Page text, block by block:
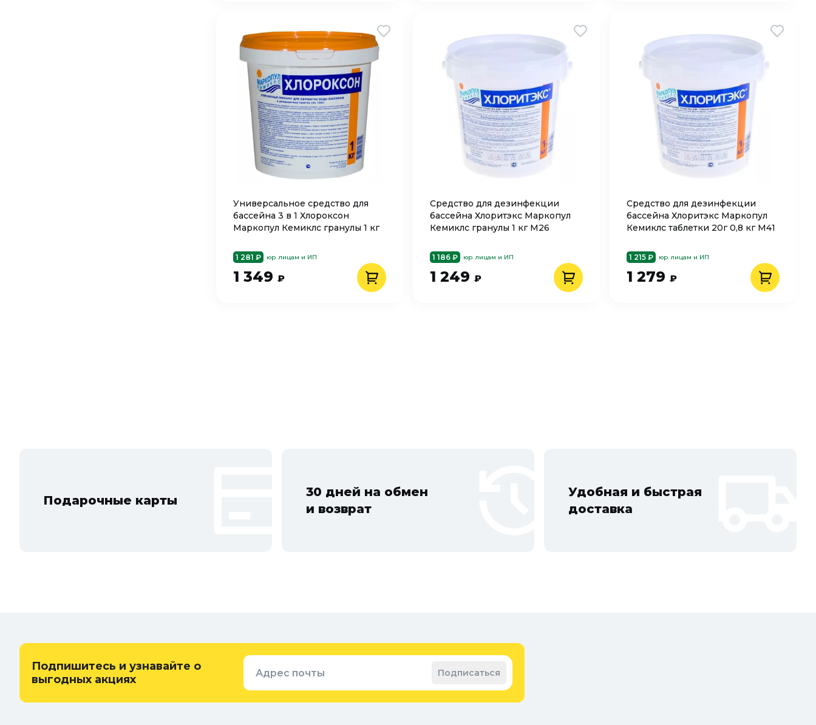
Универсальное средство для
бассейна 3 в 1 Хлороксон
Маркопул Кемиклс гранулы 1 кг
1 281 ₽ юр. лицам и ИП
1 349 ₽
Средство для дезинфекции
бассейна Хлоритэкс Маркопул
Кемиклс гранулы 1 кг М26
1 186 ₽ юр. лицам и ИП
1 249 ₽
Средство для дезинфекции
бассейна Хлоритэкс Маркопул
Кемиклс таблетки 20г 0,8 кг М41
1 215 ₽ юр. лицам и ИП
1 279 ₽
Подарочные карты
30 дней на обмен
и возврат
Удобная и быстрая
доставка
Подпишитесь и узнавайте о
выгодных акциях
Адрес почты Подписаться